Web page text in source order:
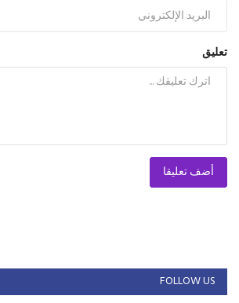
تعليق
أضف تعليقا
FOLLOW US